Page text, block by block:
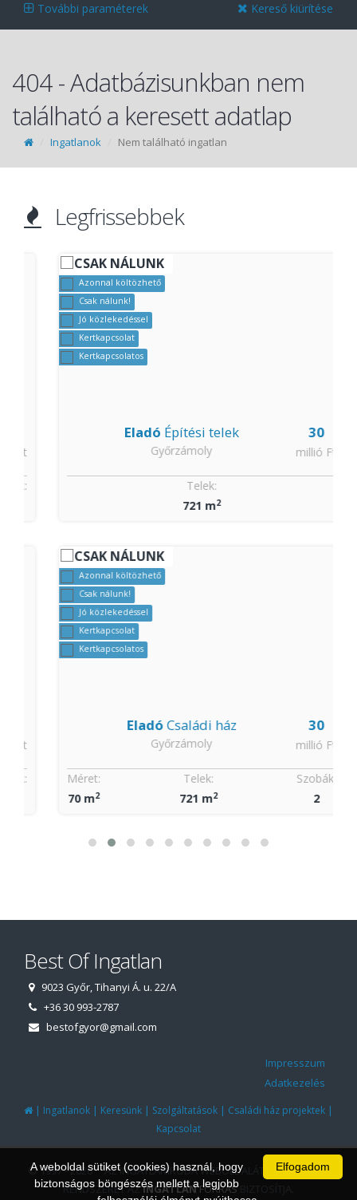
További paraméterek Kereső kiürítése
404 - Adatbázisunkban nem
található a keresett adatlap
Ingatlanok Nem található ingatlan
Legfrissebbek
CSAK NÁLUNK
Azonnal költözhető
Csak nálunk!
Jó közlekedéssel
Kertkapcsolat
Kertkapcsolatos
millió Ft
EladóÉpítési telek
Győrzámoly
Telek:
721 m2
CSAK NÁLUNK
Azonnal költözhető
Csak nálunk!
Jó közlekedéssel
Kertkapcsolat
Kertkapcsolatos
millió Ft
EladóCsaládi ház
Győrzámoly
Szobák:
Méret:
70 m2
Telek:
721 m2
Best Of Ingatlan
9023 Győr, Tihanyi Á. u. 22/A
+36 30 993-2787
bestofgyor@gmail.com
Impresszum
Adatkezelés
| Ingatlanok | Keresünk | Szolgáltatások | Családi ház projektek |
Kapcsolat
© 1997 - 2026 AZ INGATLANIRODA WEBOLDALÁT ÉS ÜGYVITELI
RENDSZERÉT AZINGATLANFORRÁSBIZTOSÍTJA.
Elfogadom
A weboldal sütiket (cookies) használ, hogy
biztonságos böngészés mellett a legjobb